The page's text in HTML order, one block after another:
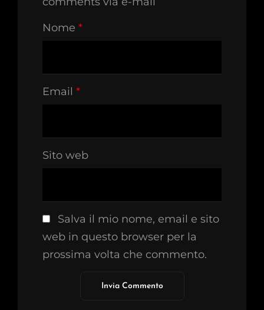
Nome *
Email *
Sito web
Salva il mio nome, email e sito
web in questo browser per la
prossima volta che commento.